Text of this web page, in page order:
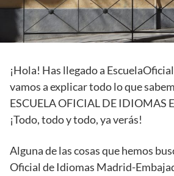
¡Hola! Has llegado a
vamos a explicar todo lo que
ESCUELA OFICIAL DE IDIOMAS
¡Todo, todo y todo, ya verás!
Alguna de las cosas que hemos
Oficial de Idiomas Madrid-